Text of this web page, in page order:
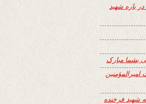
باره شهید
بشما مبارک
شهید فرخنده